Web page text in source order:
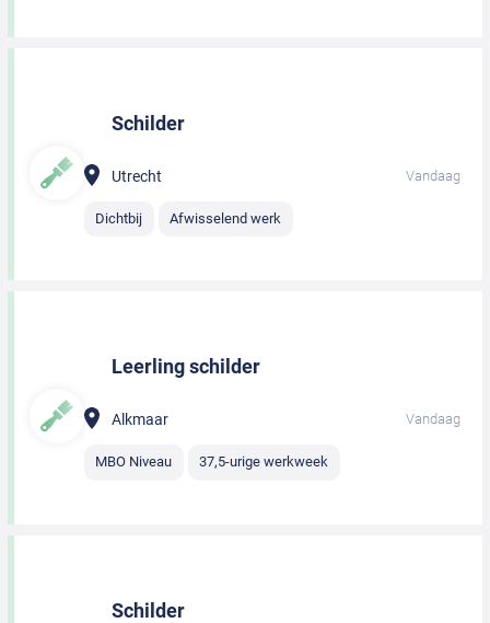
Schilder
Utrecht Vandaag
Dichtbij Afwisselend werk
Leerling schilder
Alkmaar Vandaag
MBO Niveau 37,5-urige werkweek
Schilder